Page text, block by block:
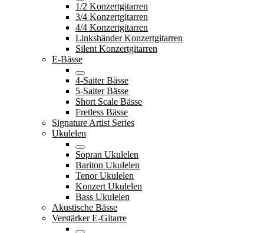
1/2 Konzertgitarren
3/4 Konzertgitarren
4/4 Konzertgitarren
Linkshänder Konzertgitarren
Silent Konzertgitarren
E-Bässe
4-Saiter Bässe
5-Saiter Bässe
Short Scale Bässe
Fretless Bässe
Signature Artist Series
Ukulelen
Sopran Ukulelen
Bariton Ukulelen
Tenor Ukulelen
Konzert Ukulelen
Bass Ukulelen
Akustische Bässe
Verstärker E-Gitarre